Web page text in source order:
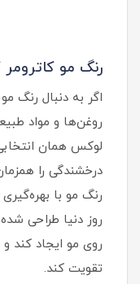
رنگ مو
اگر به دنبال رنگ
روغن‌ها و مواد
لوکس همان
درخشندگی را
رنگ مو با
روز دنیا طراحی
روی مو ایجاد کند
تقویت کند.